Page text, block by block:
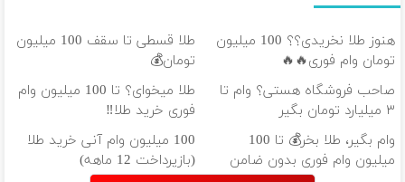
هنوز طلا نخریدی؟؟ 100 میلیون
تومان وام فوری🔥🔥
طلا قسطی تا سقف 100 میلیون
تومان💰
صاحب فروشگاه هستی؟ وام تا
۳ میلیارد تومان بگیر
طلا میخوای؟ تا 100 میلیون وام
فوری خرید طلا‼️
وام بگیر، طلا بخر💰 تا 100
میلیون وام فوری بدون ضامن
100 میلیون وام آنی خرید طلا
(بازپرداخت 12 ماهه)